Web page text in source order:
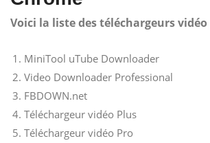
Voici la liste des téléchargeurs
MiniTool uTube Downloader
Video Downloader Professional
FBDOWN.net
Téléchargeur vidéo Plus
Téléchargeur vidéo Pro